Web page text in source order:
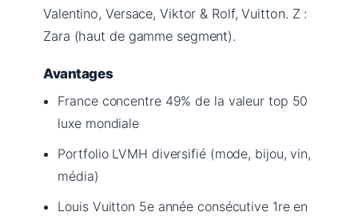
Valentino, Versace, Viktor & Rolf, Vuitton. Z :
Zara (haut de gamme segment).
Avantages
France concentre 49% de la valeur top 50
luxe mondiale
Portfolio LVMH diversifié (mode, bijou, vin,
média)
Louis Vuitton 5e année consécutive 1re en